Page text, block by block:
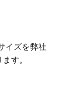
イズを弊社
す。